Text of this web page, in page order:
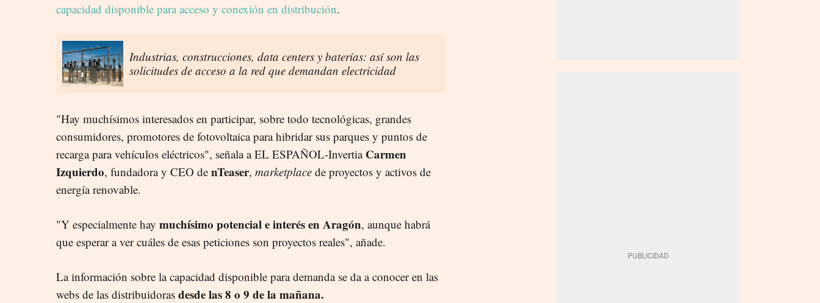
capacidad disponible para acceso y conexión en distribución.
Industrias, construcciones, data centers y baterías: así son las
solicitudes de acceso a la red que demandan electricidad
"Hay muchísimos interesados en participar, sobre todo tecnológicas, grandes
consumidores, promotores de fotovoltaica para hibridar sus parques y puntos de
recarga para vehículos eléctricos", señala a EL ESPAÑOL-Invertia Carmen
Izquierdo, fundadora y CEO de nTeaser, marketplace de proyectos y activos de
energía renovable.
"Y especialmente hay muchísimo potencial e interés en Aragón, aunque habrá
que esperar a ver cuáles de esas peticiones son proyectos reales", añade.
La información sobre la capacidad disponible para demanda se da a conocer en las
webs de las distribuidoras desde las 8 o 9 de la mañana.